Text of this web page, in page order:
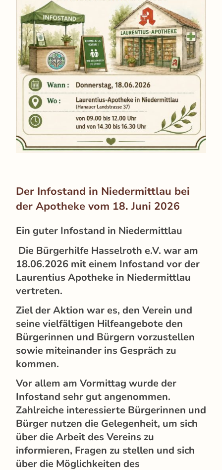
Der Infostand in Niedermittlau bei
der Apotheke vom 18. Juni 2026
Ein guter Infostand in Niedermittlau
Die Bürgerhilfe Hasselroth e.V. war am
18.06.2026 mit einem Infostand vor der
Laurentius Apotheke in Niedermittlau
vertreten.
Ziel der Aktion war es, den Verein und
seine vielfältigen Hilfeangebote den
Bürgerinnen und Bürgern vorzustellen
sowie miteinander ins Gespräch zu
kommen.
Vor allem am Vormittag wurde der
Infostand sehr gut angenommen.
Zahlreiche interessierte Bürgerinnen und
Bürger nutzen die Gelegenheit, um sich
über die Arbeit des Vereins zu
informieren, Fragen zu stellen und sich
über die Möglichkeiten des